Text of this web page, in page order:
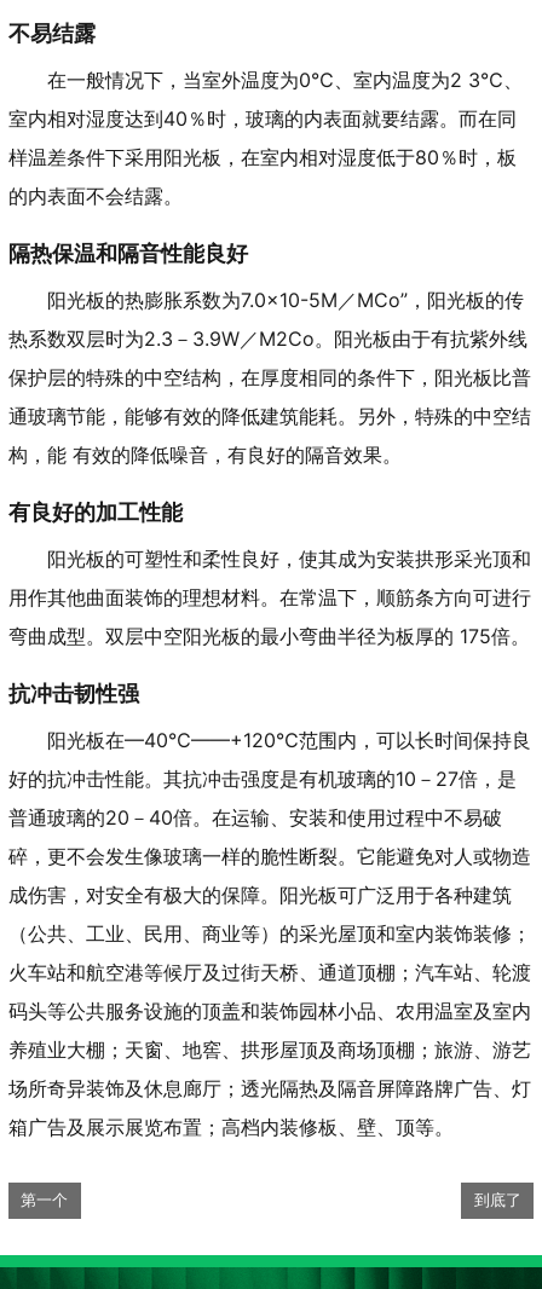
不易结露
在一般情况下，当室外温度为0℃、室内温度为2 3℃、
室内相对湿度达到40％时，玻璃的内表面就要结露。而在同
样温差条件下采用阳光板，在室内相对湿度低于80％时，板
的内表面不会结露。
隔热保温和隔音性能良好
阳光板的热膨胀系数为7.0×10-5M／MCo”，阳光板的传
热系数双层时为2.3－3.9W／M2Co。阳光板由于有抗紫外线
保护层的特殊的中空结构，在厚度相同的条件下，阳光板比普
通玻璃节能，能够有效的降低建筑能耗。另外，特殊的中空结
构，能 有效的降低噪音，有良好的隔音效果。
有良好的加工性能
阳光板的可塑性和柔性良好，使其成为安装拱形采光顶和
用作其他曲面装饰的理想材料。在常温下，顺筋条方向可进行
弯曲成型。双层中空阳光板的最小弯曲半径为板厚的 175倍。
抗冲击韧性强
阳光板在—40℃——+120℃范围内，可以长时间保持良
好的抗冲击性能。其抗冲击强度是有机玻璃的10－27倍，是
普通玻璃的20－40倍。在运输、安装和使用过程中不易破
碎，更不会发生像玻璃一样的脆性断裂。它能避免对人或物造
成伤害，对安全有极大的保障。阳光板可广泛用于各种建筑
（公共、工业、民用、商业等）的采光屋顶和室内装饰装修；
火车站和航空港等候厅及过街天桥、通道顶棚；汽车站、轮渡
码头等公共服务设施的顶盖和装饰园林小品、农用温室及室内
养殖业大棚；天窗、地窖、拱形屋顶及商场顶棚；旅游、游艺
场所奇异装饰及休息廊厅；透光隔热及隔音屏障路牌广告、灯
箱广告及展示展览布置；高档内装修板、壁、顶等。
第一个 到底了